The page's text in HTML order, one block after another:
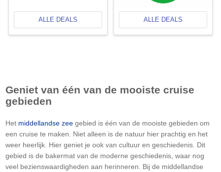
ALLE DEALS ALLE DEALS
Geniet van één van de mooiste cruise
gebieden
Het middellandse zee gebied is één van de mooiste gebieden om
een cruise te maken. Niet alleen is de natuur hier prachtig en het
weer heerlijk. Hier geniet je ook van cultuur en geschiedenis. Dit
gebied is de bakermat van de moderne geschiedenis, waar nog
veel bezienswaardigheden aan herinneren. Bij de middellandse